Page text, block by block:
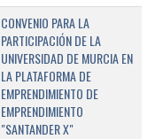
CONVENIO PARA LA
PARTICIPACIÓN DE LA
UNIVERSIDAD DE MURCIA EN
LA PLATAFORMA DE
EMPRENDIMIENTO DE
EMPRENDIMIENTO
"SANTANDER X"